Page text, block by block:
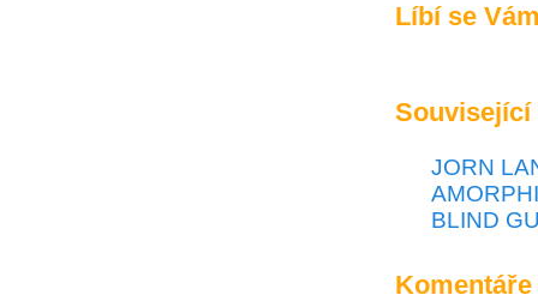
Líbí se
Související
JORN
BLIND
Komentáře